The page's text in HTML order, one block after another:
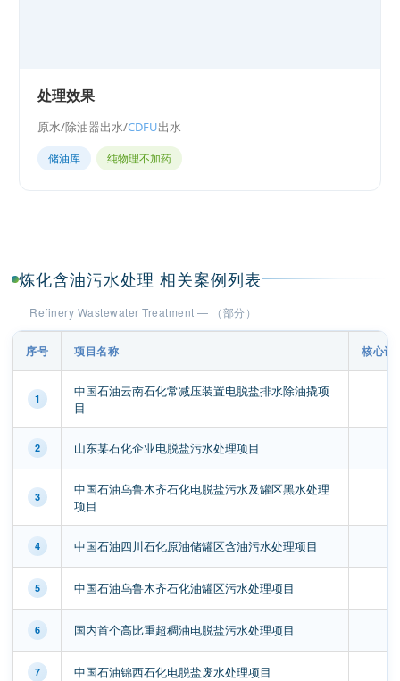
处理效果
原水/除油器出水/CDFU出水
储油库 纯物理不加药
炼化含油污水处理 相关案例列表
Refinery Wastewater Treatment — （部分）
序号 项目名称 核心设
1
中国石油云南石化常减压装置电脱盐排水除油撬项
目
2 山东某石化企业电脱盐污水处理项目
3
中国石油乌鲁木齐石化电脱盐污水及罐区黑水处理
项目
4 中国石油四川石化原油储罐区含油污水处理项目
5 中国石油乌鲁木齐石化油罐区污水处理项目
6 国内首个高比重超稠油电脱盐污水处理项目
7 中国石油锦西石化电脱盐废水处理项目